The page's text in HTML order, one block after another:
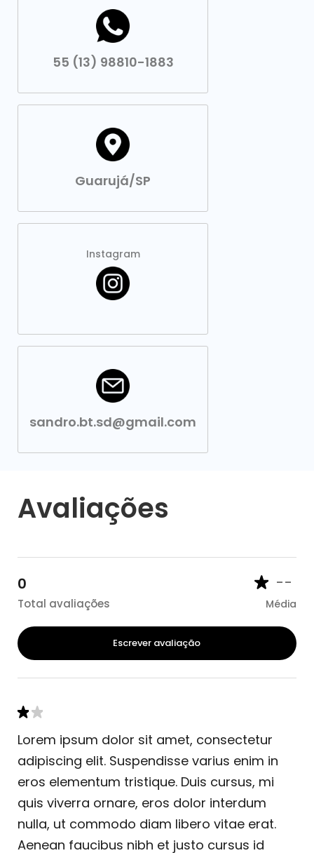
55 (13) 98810-1883
Guarujá/SP
Instagram
sandro.bt.sd@gmail.com
Avaliações
0
Total avaliações
--
Média
Escrever avaliação
Lorem ipsum dolor sit amet, consectetur
adipiscing elit. Suspendisse varius enim in
eros elementum tristique. Duis cursus, mi
quis viverra ornare, eros dolor interdum
nulla, ut commodo diam libero vitae erat.
Aenean faucibus nibh et justo cursus id